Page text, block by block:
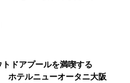
ドアプールを満喫する
ホテルニューオータニ大阪